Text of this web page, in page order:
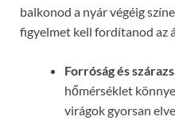
balkonod a nyár végéig
figyelmet kell fordítanod az
Forróság és
hőmérséklet
virágok gyorsan